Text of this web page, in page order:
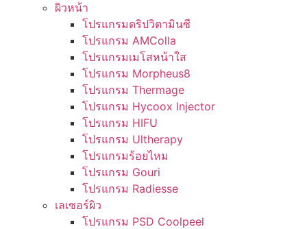
ผิวหน้า
โปรแกรมดริปวิตามินซี
โปรแกรม AMColla
โปรแกรมเมโสหน้าใส
โปรแกรม Morpheus8
โปรแกรม Thermage
โปรแกรม Hycoox Injector
โปรแกรม HIFU
โปรแกรม Ultherapy
โปรแกรมร้อยไหม
โปรแกรม Gouri
โปรแกรม Radiesse
เลเซอร์ผิว
โปรแกรม PSD Coolpeel